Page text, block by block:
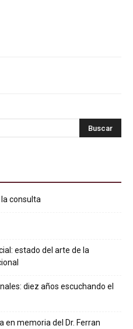
consulta
estado del arte de la
diez años escuchando el
en memoria del Dr. Ferran